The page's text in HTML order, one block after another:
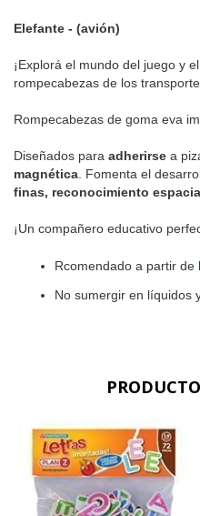
Elefante - (avión)
¡Explorá el mundo del juego y
rompecabezas de los
Rompecabezas de goma eva
Diseñados para adherirse a
magnética . Fomenta el
finas, reconocimiento
¡Un compañero educativo
Rcomendado a partir de
No sumergir en líquidos